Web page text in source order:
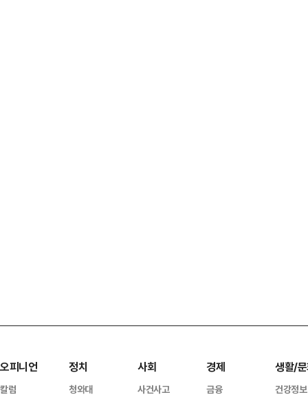
오피니언
칼럼
정치
청와대
사회
사건사고
경제
금융
생활/
건강정보